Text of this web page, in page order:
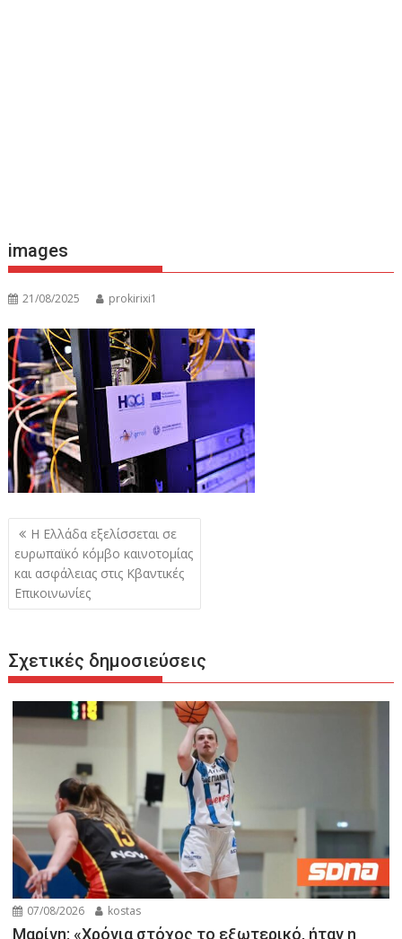
images
21/08/2025 prokirixi1
Πλοήγηση
άρθρων
Η Ελλάδα εξελίσσεται σε
ευρωπαϊκό κόμβο καινοτομίας
και ασφάλειας στις Κβαντικές
Επικοινωνίες
Σχετικές δημοσιεύσεις
07/08/2026 kostas
Μαρίνη: «Χρόνια στόχος το εξωτερικό, ήταν η